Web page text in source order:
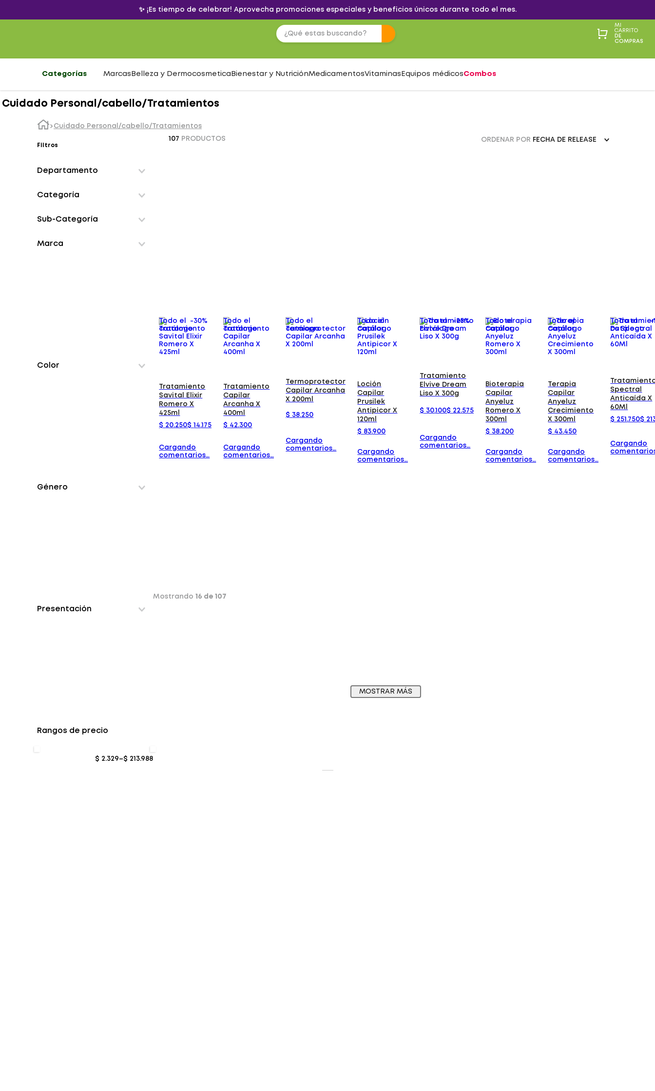
✨ ¡Es tiempo de celebrar! Aprovecha promociones especiales y beneficios únicos durante todo el mes.
MI
CARRITO
DE
COMPRAS
Categorías Marcas Belleza y Dermocosmetica Bienestar y NutriciónMedicamentosVitaminas Equipos médicosCombos
Cuidado Personal/cabello/Tratamientos
Cuidado Personal/cabello/Tratamientos
Filtros
Departamento
Dermocosmetica
Categoría
Cuidado cabello
dispositivos-medicos
Sub-Categoría
Cremas peinar
Marca
Color
Género
Presentación
Rangos de precio
$ 2.329–$ 213.988
107 PRODUCTOS ORDENAR POR FECHA DE RELEASE
-30%
Todo el
catálogo
Tratamiento
Savital Elixir
Romero X
425ml
$ 20.250$ 14.175
Cargando
comentarios…
Todo el
catálogo
Tratamiento
Capilar
Arcanha X
400ml
$ 42.300
Cargando
comentarios…
Todo el
catálogo
Termoprotector
Capilar Arcanha
X 200ml
$ 38.250
Cargando
comentarios…
Todo el
catálogo
Loción
Capilar
Prusilek
Antipicor X
120ml
$ 83.900
Cargando
comentarios…
-25%
Todo el
catálogo
Tratamiento
Elvive Dream
Liso X 300g
$ 30.100$ 22.575
Cargando
comentarios…
Todo el
catálogo
Bioterapia
Capilar
Anyeluz
Romero X
300ml
$ 38.200
Cargando
comentarios…
Todo el
catálogo
Terapia
Capilar
Anyeluz
Crecimiento
X 300ml
$ 43.450
Cargando
comentarios…
-
Todo el
catálogo
Spectral
Anticaída X
60Ml
$ 251 .750$
Cargando
Mostrando16 de 107
MOSTRAR MÁS